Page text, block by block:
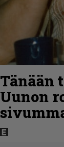
Tänään
Uunon